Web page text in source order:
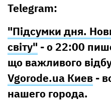
Telegram:
"Підсумки дня.
світу" - о 22:00
що важливого
Vgorode.ua Киев -
нашего города.